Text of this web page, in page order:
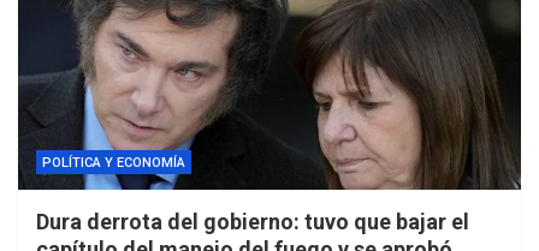
POLÍTICA Y ECONOMÍA
Dura derrota del gobierno: tuvo que bajar el